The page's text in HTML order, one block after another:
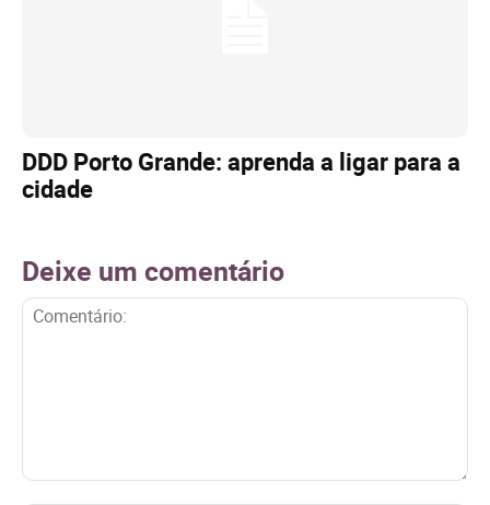
DDD Porto Grande: aprenda a ligar para a
cidade
Deixe um comentário